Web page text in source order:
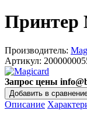
Принтер
Производитель:
Артикул:
Запрос цены
Описание